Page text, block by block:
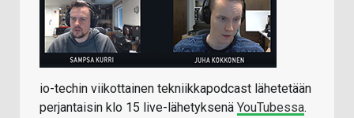
io-techin viikottainen tekniikkapodcast lähetetään
perjantaisin klo 15 live-lähetyksenä YouTubessa.